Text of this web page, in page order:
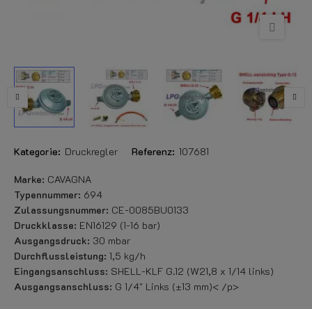
Kategorie: Druckregler Referenz: 107681
Marke: CAVAGNA
Typennummer: 694
Zulassungsnummer: CE-0085BU0133
Druckklasse: EN16129 (1-16 bar)
Ausgangsdruck: 30 mbar
Durchflussleistung: 1,5 kg/h
Eingangsanschluss: SHELL-KLF G.12 (W21,8 x 1/14 links)
Ausgangsanschluss: G 1/4" Links (±13 mm)< /p>